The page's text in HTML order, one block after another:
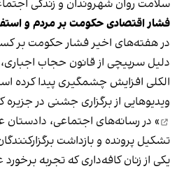
سلامت روان شهروندان و زندگی
فشار اقتصادی حکومت بر مردم و
در هفته‌های اخیر فشار حکومت بر
دلیل سرپیچی از قانون حجاب
الکلی افزایش چشمگیری پیدا کرده
ویدیوهایی از برگزاری جشنی در
» در رسانه‌های اجتماعی، دادستان
تشکیل پرونده و بازداشت
یکی از زنان کافه‌داری که تجربه